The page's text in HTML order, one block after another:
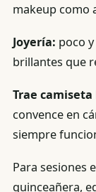
makeup como
Joyería: poco
brillantes que
Trae
convence en
siempre
Para sesiones
quinceañera,